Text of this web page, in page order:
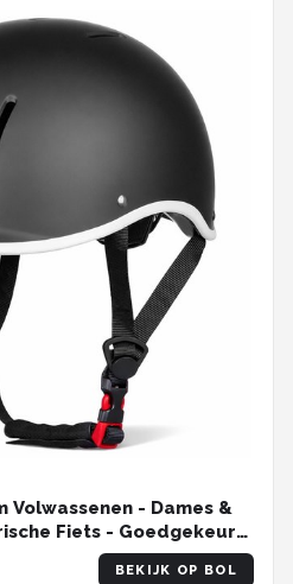
Volwassenen - Dames &
Fiets - Goedgekeurd
BEKIJK OP BOL